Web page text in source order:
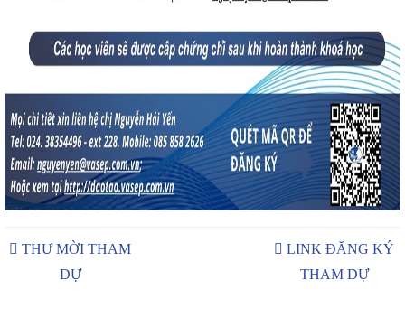
THƯ MỜI THAM
DỰ
LINK ĐĂNG KÝ
THAM DỰ